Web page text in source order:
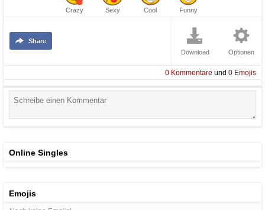
Crazy Sexy Cool Funny
Share
Download
Optionen
0 Kommentare und 0 Emojis
Online Singles
Emojis